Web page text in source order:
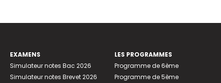
EXAMENS
Simulateur notes Bac 2026
Simulateur notes Brevet 2026
LES PROGRAMMES
Programme de 6ème
Programme de 5ème